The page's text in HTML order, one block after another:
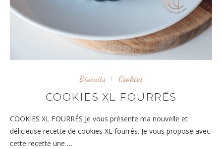
Biscuits Cookies
COOKIES XL FOURRÉS
COOKIES XL FOURRÉS Je vous présente ma nouvelle et
délicieuse recette de cookies XL fourrés. Je vous propose avec
cette recette une …